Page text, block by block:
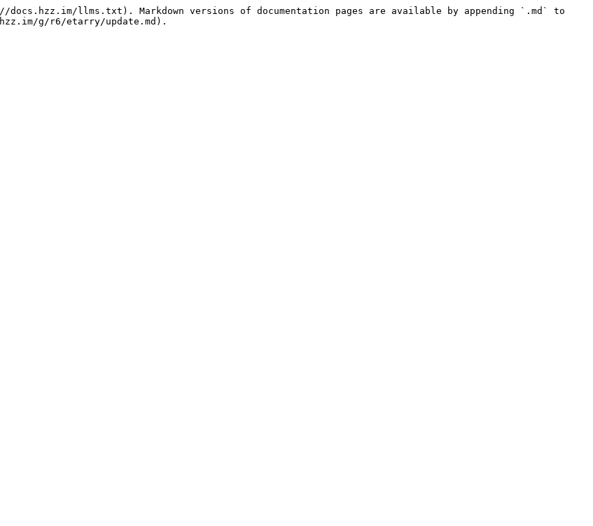
llms.txt). Markdown versions of documentation pages are available by appending `.md` to
g/r6/etarry/update.md).